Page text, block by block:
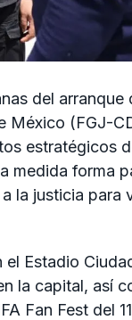
del arranque
México (FGJ-
estratégicos
medida forma
la justicia para
Estadio
la capital, así
Fan Fest del